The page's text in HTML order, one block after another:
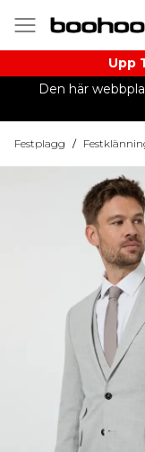
Upp
Den här
Festplagg /